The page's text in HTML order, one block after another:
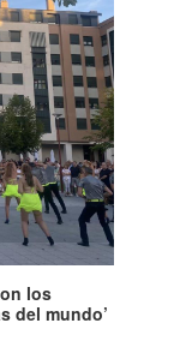
los
del mundo’